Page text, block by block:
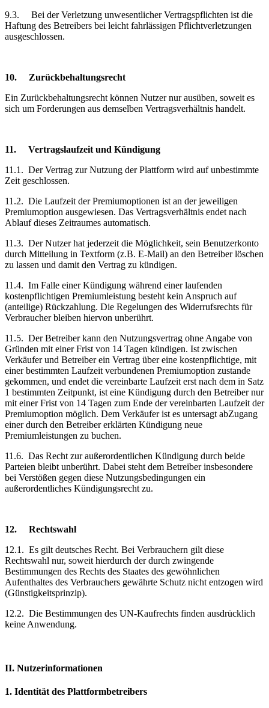
9.3.
Bei der Verletzung unwesentlicher Vertragspflichten ist die
Haftung des Betreibers bei leicht fahrlässigen Pflichtverletzungen
ausgeschlossen.
10.
Zurückbehaltungsrecht
Ein Zurückbehaltungsrecht können Nutzer nur ausüben, soweit es
sich um Forderungen aus demselben Vertragsverhältnis handelt.
11. Vertragslaufzeit und Kündigung
11.1. Der Vertrag zur Nutzung der Plattform wird auf unbestimmte
Zeit geschlossen.
11.2. Die Laufzeit der Premiumoptionen ist an der jeweiligen
Premiumoption ausgewiesen. Das Vertragsverhältnis endet nach
Ablauf dieses Zeitraumes automatisch.
11.3. Der Nutzer hat jederzeit die Möglichkeit, sein Benutzerkonto
durch Mitteilung in Textform (z.B. E-Mail) an den Betreiber löschen
zu lassen und damit den Vertrag zu kündigen.
11.4. Im Falle einer Kündigung während einer laufenden
kostenpflichtigen Premiumleistung besteht kein Anspruch auf
(anteilige) Rückzahlung. Die Regelungen des Widerrufsrechts für
Verbraucher bleiben hiervon unberührt.
11.5. Der Betreiber kann den Nutzungsvertrag ohne Angabe von
Gründen mit einer Frist von 14 Tagen kündigen. Ist zwischen
Verkäufer und Betreiber ein Vertrag über eine kostenpflichtige, mit
einer bestimmten Laufzeit verbundenen Premiumoption zustande
gekommen, und endet die vereinbarte Laufzeit erst nach dem in Satz
1 bestimmten Zeitpunkt, ist eine Kündigung durch den Betreiber nur
mit einer Frist von 14 Tagen zum Ende der vereinbarten Laufzeit der
Premiumoption möglich. Dem Verkäufer ist es untersagt abZugang
einer durch den Betreiber erklärten Kündigung neue
Premiumleistungen zu buchen.
11.6. Das Recht zur außerordentlichen Kündigung durch beide
Parteien bleibt unberührt. Dabei steht dem Betreiber insbesondere
bei Verstößen gegen diese Nutzungsbedingungen ein
außerordentliches Kündigungsrecht zu.
12.
Rechtswahl
12.1. Es gilt deutsches Recht. Bei Verbrauchern gilt diese
Rechtswahl nur, soweit hierdurch der durch zwingende
Bestimmungen des Rechts des Staates des gewöhnlichen
Aufenthaltes des Verbrauchers gewährte Schutz nicht entzogen wird
(Günstigkeitsprinzip).
12.2. Die Bestimmungen des UN-Kaufrechts finden ausdrücklich
keine Anwendung.
II. Nutzerinformationen
1. Identität des Plattformbetreibers